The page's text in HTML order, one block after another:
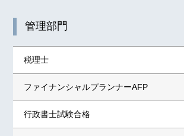
管理部門
税理士
ファイナンシャルプランナーAFP
行政書士試験合格